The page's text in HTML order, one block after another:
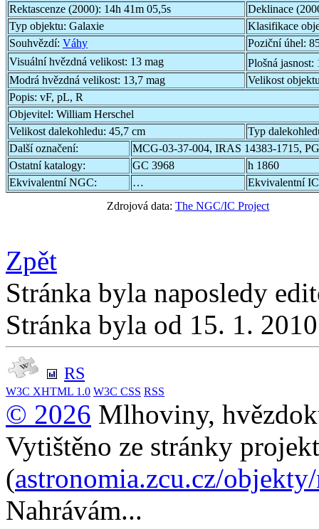
Rektascenze (2000): 14h 41m 05,5s
Deklinace
Typ objektu: Galaxie
Klasifikace
Souhvězdí: Váhy Poziční úhel:
Visuální hvězdná velikost: 13 mag Plošná jasnost:
Modrá hvězdná velikost: 13,7 mag
Velikost
Popis: vF, pL, R
Objevitel: William Herschel
Velikost dalekohledu: 45,7 cm
Typ
Další označení:
MCG-03-37-004, IRAS 14383-1715,
Ostatní katalogy:
GC 3968
h 1860
Ekvivalentní NGC:
…
Ekvivalentní
Zdrojová data: The NGC/IC Project
Zpět
Stránka byla naposledy
Stránka byla od 15. 1.
RS
W3C XHTML 1.0 W3C CSS RSS
© 2026 Mlhoviny,
Vytištěno ze stránky
(astronomia.zcu.cz/
Nahrávám...